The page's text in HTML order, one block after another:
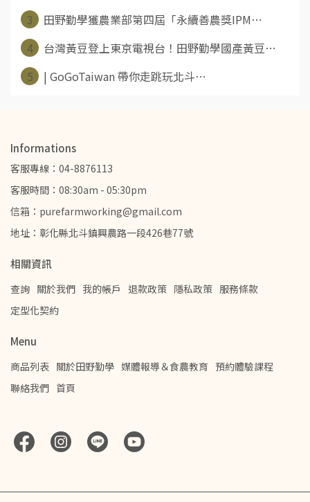
3
田野勤學獲農業部第四屆「永續善農獎IPM⋯
4
台灣黃豆登上東京電視台！田野勤學國產黃豆⋯
5
| GoGoTaiwan 帶你走跳玩北斗⋯
Informations
客服專線：04-8876113
客服時間：08:30am - 05:30pm
信箱：purefarmworking@gmail.com
地址：彰化縣北斗鎮興農路一段426巷77號
相關資訊
查詢 關於我們 我的帳戶 退款政策 隱私政策 服務條款
定型化契約
Menu
商品列表 關於田野勤學 媒體報導＆食農教育 預約體驗課程
聯絡我們 首頁